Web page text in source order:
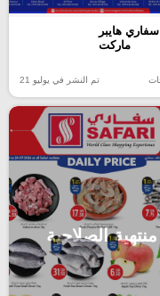
سفاري هايبر
ماركت
تم النشر في يوليو 21
منتهية الصلاحية